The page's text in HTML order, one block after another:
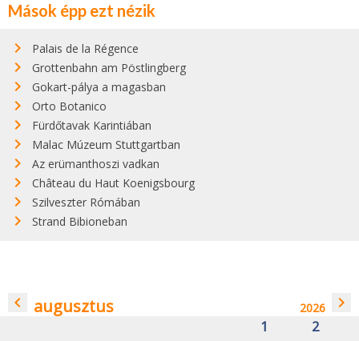
Mások épp ezt nézik
Palais de la Régence
Grottenbahn am Pöstlingberg
Gokart-pálya a magasban
Orto Botanico
Fürdőtavak Karintiában
Malac Múzeum Stuttgartban
Az erümanthoszi vadkan
Château du Haut Koenigsbourg
Szilveszter Rómában
Strand Bibioneban
navigate_before augusztus 2026 navigate_next
1
2